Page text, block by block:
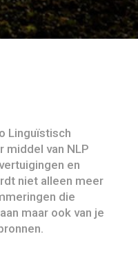
Linguïstisch
middel van NLP
en
niet alleen meer
die
maar ook van je